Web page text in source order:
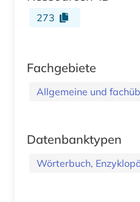
273
Fachgebiete
Allgemeine und
Datenbanktypen
Wörterbuch,